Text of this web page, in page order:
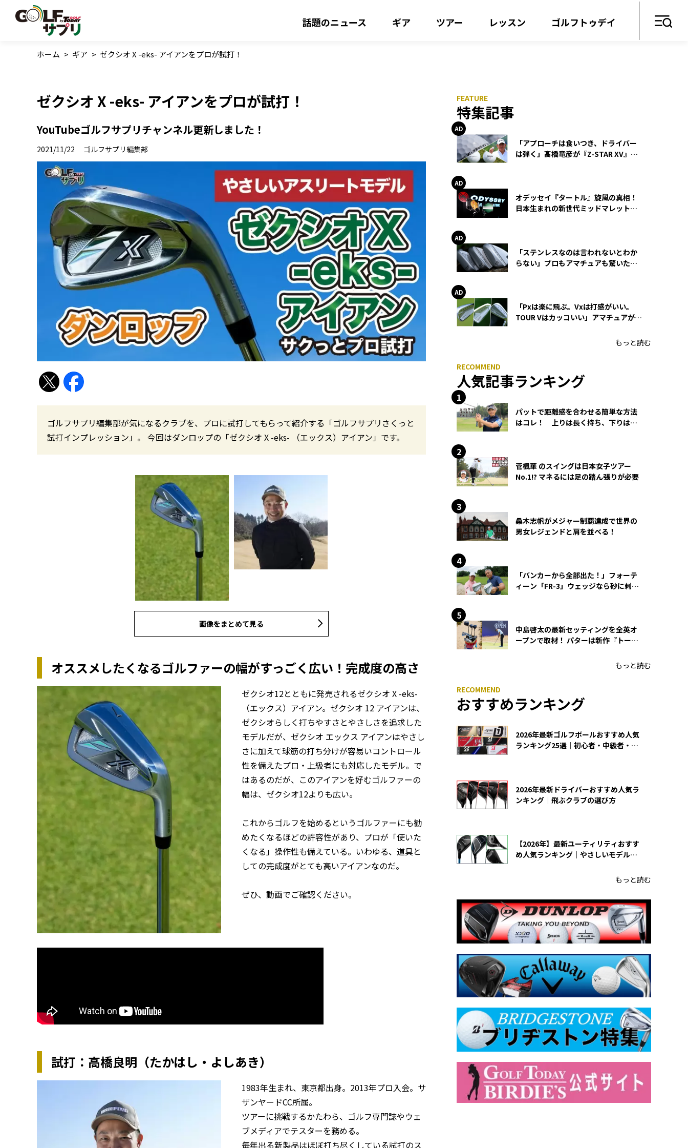
話題のニュース ギア ツアー レッスン ゴルフトゥデイ
ホーム > ギア > ゼクシオ X -eks- アイアンをプロが試打！
ゼクシオ X -eks- アイアンをプロが試打！
YouTubeゴルフサプリチャンネル更新しました！
2021/11/22 ゴルフサプリ編集部
ゴルフサプリ編集部が気になるクラブを、プロに試打してもらって紹介する「ゴルフサプリさくっと
試打インプレッション」。 今回はダンロップの「ゼクシオ X -eks- （エックス）アイアン」です。
画像をまとめて見る
オススメしたくなるゴルファーの幅がすっごく広い！完成度の高さ
ゼクシオ12とともに発売されるゼクシオ X -eks-
（エックス）アイアン。ゼクシオ 12 アイアンは、
ゼクシオらしく打ちやすさとやさしさを追求した
モデルだが、ゼクシオ エックス アイアンはやさし
さに加えて球筋の打ち分けが容易いコントロール
性を備えたプロ・上級者にも対応したモデル。で
はあるのだが、このアイアンを好むゴルファーの
幅は、ゼクシオ12よりも広い。
これからゴルフを始めるというゴルファーにも勧
めたくなるほどの許容性があり、プロが「使いた
くなる」操作性も備えている。いわゆる、道具と
しての完成度がとても高いアイアンなのだ。
ぜひ、動画でご確認ください。
試打：高橋良明（たかはし・よしあき）
1983年生まれ、東京都出身。2013年プロ入会。サ
ザンヤードCC所属。
ツアーに挑戦するかたわら、ゴルフ専門誌やウェ
ブメディアでテスターを務める。
毎年出る新製品はほぼ打ち尽くしている試打のス
特集記事
「アプローチは食いつき、ドライバー
は弾く」髙橋竜彦が『Z-STAR XV』を
オデッセイ『タートル』旋風の真相！
日本生まれの新世代ミッドマレットが
「ステンレスなのは言われないとわか
らない」プロもアマチュアも驚いた
「Pxは楽に飛ぶ。Vxは打感がいい。
TOUR Vはカッコいい」アマチュアが選
もっと読む
人気記事ランキング
パットで距離感を合わせる簡単な方法
はコレ！ 上りは長く持ち、下りは短
菅楓華 のスイングは日本女子ツアー
No.1!? マネるには足の踏ん張りが必要
桑木志帆がメジャー制覇達成で世界の
男女レジェンドと肩を並べる！
「バンカーから全部出た！」フォーテ
ィーン「FR-3」ウェッジなら砂に刺さ
中島啓太の最新セッティングを全英オ
ープンで取材！ パターは新作『トーチ
もっと読む
おすすめランキング
2026年最新ゴルフボールおすすめ人気
ランキング25選｜初心者・中級者・上
2026年最新ドライバーおすすめ人気ラ
ンキング｜飛ぶクラブの選び方
【2026年】最新ユーティリティおすす
め人気ランキング｜やさしいモデルの
もっと読む